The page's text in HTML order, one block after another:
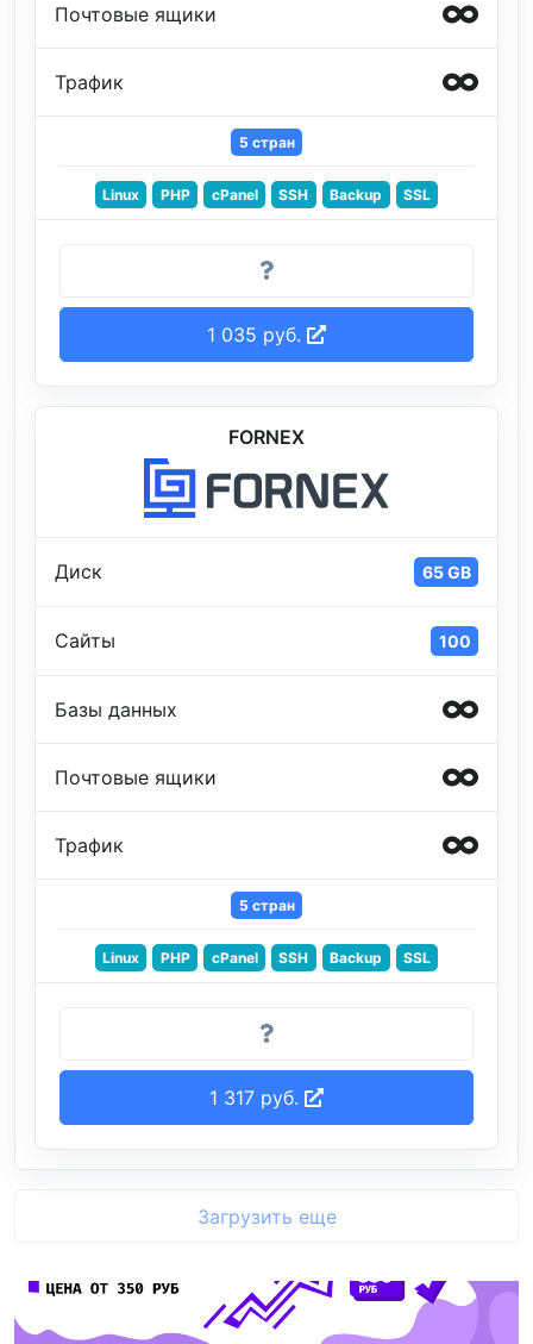
Почтовые ящики
Трафик
5 стран
Linux PHP cPanel SSH Backup SSL
1 035 руб.
FORNEX
Диск 65 GB
Сайты 100
Базы данных
Почтовые ящики
Трафик
5 стран
Linux PHP cPanel SSH Backup SSL
1 317 руб.
Загрузить еще